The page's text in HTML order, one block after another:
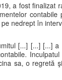
a fost finalizat
nedrept în
[...] [...] [...]
sa, o regretă